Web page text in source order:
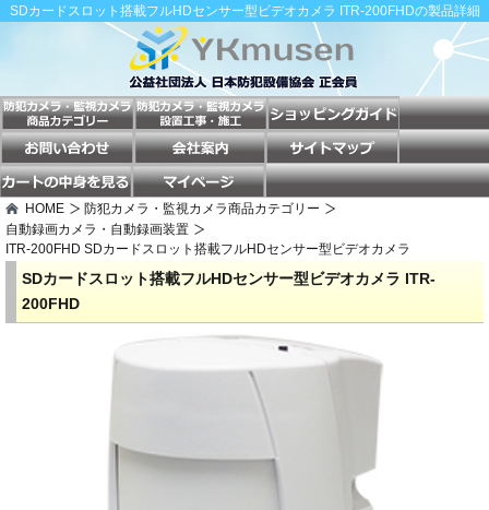
SDカードスロット搭載フルHDセンサー型ビデオカメラ ITR-200FHDの製品詳細
HOME
防犯カメラ・監視カメラ商品カテゴリー
自動録画カメラ・自動録画装置
ITR-200FHD SDカードスロット搭載フルHDセンサー型ビデオカメラ
SDカードスロット搭載フルHDセンサー型ビデオカメラ ITR-
200FHD